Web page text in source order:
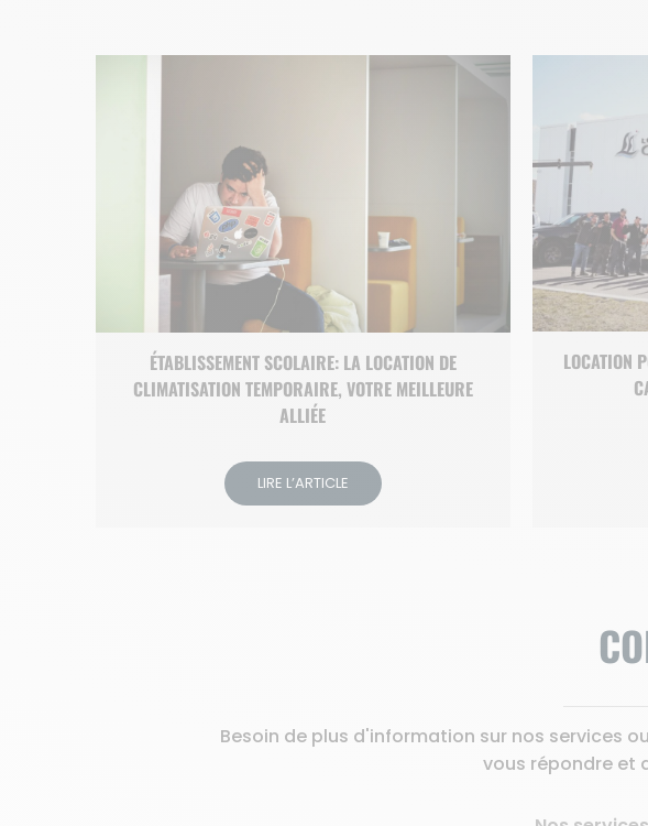
ÉTABLISSEMENT SCOLAIRE: LA LOCATION DE
CLIMATISATION TEMPORAIRE, VOTRE MEILLEURE
ALLIÉE
LIRE L’ARTICLE
LOCATION
Besoin de plus d'information sur nos services
vous répondre et